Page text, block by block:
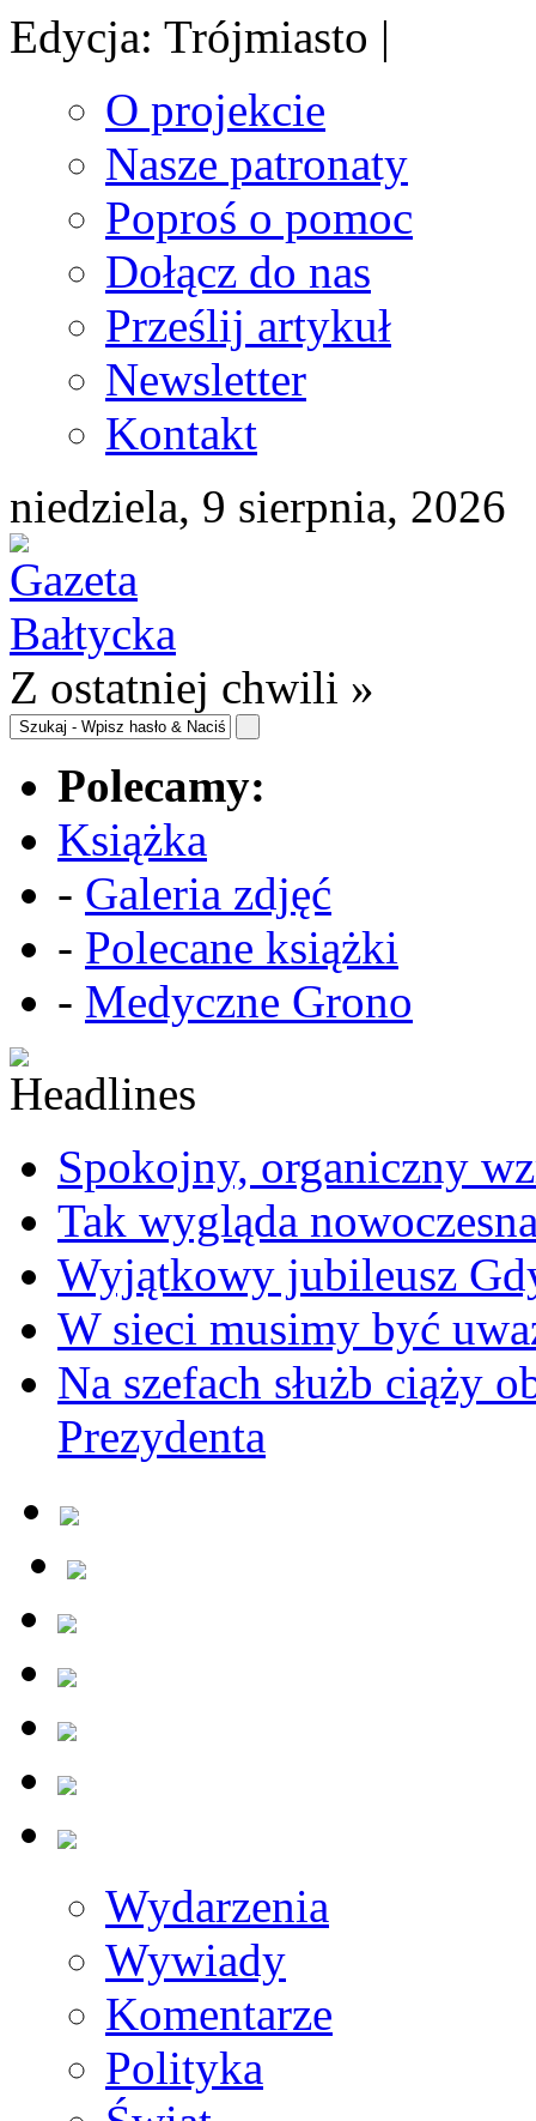
Edycja: Trójmiasto |
O projekcie
Nasze patronaty
Poproś o pomoc
Dołącz do nas
Prześlij artykuł
Newsletter
Kontakt
niedziela, 9 sierpnia, 2026
Z ostatniej chwili »
Polecamy:
Książka
- Galeria zdjęć
- Polecane książki
- Medyczne Grono
Spokojny, organiczny
Tak wygląda
Wyjątkowy jubileusz
W sieci musimy być
Na szefach służb ciąży
Prezydenta
Wydarzenia
Wywiady
Komentarze
Polityka